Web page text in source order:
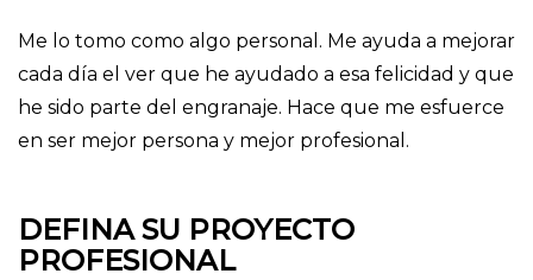
Me lo tomo como algo personal. Me ayuda a mejorar
cada día el ver que he ayudado a esa felicidad y que
he sido parte del engranaje. Hace que me esfuerce
en ser mejor persona y mejor profesional.
DEFINA SU PROYECTO
PROFESIONAL